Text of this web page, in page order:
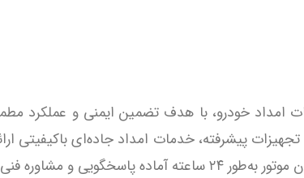
امداد خودرو، با هدف تضمین ایمنی و عملکرد
پیشرفته، خدمات امداد جاده‌ای باکیفیتی
فنی امداد خودرو است.